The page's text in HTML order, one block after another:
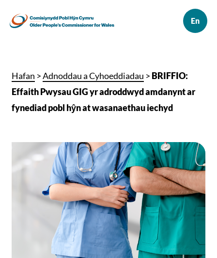
Hafan >Adnoddau a Cyhoeddiadau > BRIFFIO:
Effaith Pwysau GIG yr adroddwyd amdanynt ar
fynediad pobl hŷn at wasanaethau iechyd